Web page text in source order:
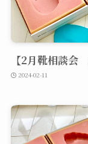
【2月靴相談
2024-02-11